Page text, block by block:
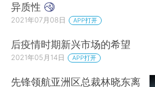
异质性
2021年07月08日 APP打开
后疫情时期新兴市场的希望
2021年05月14日 APP打开
先锋领航亚洲区总裁林晓东离